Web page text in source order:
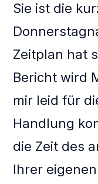
Sie ist die
Zeitplan hat
Bericht wird
mir leid für
Handlung
die Zeit des
Ihrer